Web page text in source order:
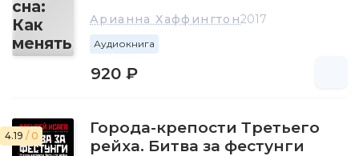
Арианна Хаффингтон2017
Аудиокнига
920 ₽
4.19 / 0
Города-крепости Третьего
рейха. Битва за фестунги